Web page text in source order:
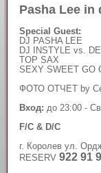
Pasha Lee in
Special Guest:
DJ PASHA LEE
DJ INSTYLE vs.
TOP SAX
SEXY SWEET GO
ФОТО ОТЧЕТ by
Вход: до 23:00 -
F/C & D/C
г. Королев ул.
RESERV922 91